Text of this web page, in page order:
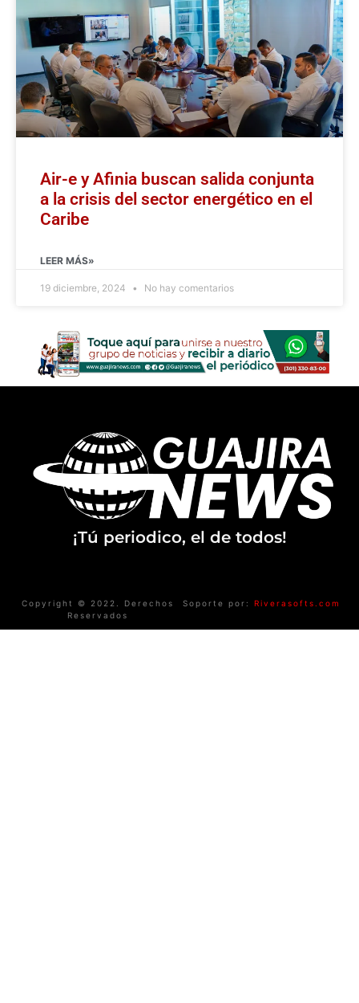
Air-e y Afinia buscan salida conjunta
a la crisis del sector energético en el
Caribe
LEER MÁS»
19 diciembre, 2024 No hay comentarios
¡Tú periodico, el de todos!
Copyright © 2022. Derechos
Reservados
Soporte por: Riverasofts.com